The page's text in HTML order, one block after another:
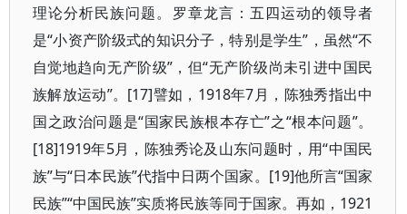
理论分析民族问题。罗章龙言：五四运动的领导者
是“小资产阶级式的知识分子，特别是学生”，虽然“不
自觉地趋向无产阶级”，但“无产阶级尚未引进中国民
族解放运动”。[17]譬如，1918年7月，陈独秀指出中
国之政治问题是“国家民族根本存亡”之“根本问题”。
[18]1919年5月，陈独秀论及山东问题时，用“中国民
族”与“日本民族”代指中日两个国家。[19]他所言“国家
民族”“中国民族”实质将民族等同于国家。再如，1921